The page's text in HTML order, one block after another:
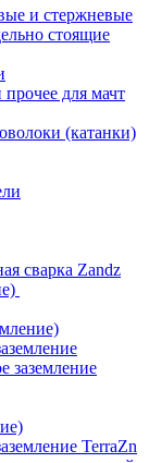
и стержневые
стоящие
для мачт
(катанки)
сварка Zandz
заземление
TerraZn